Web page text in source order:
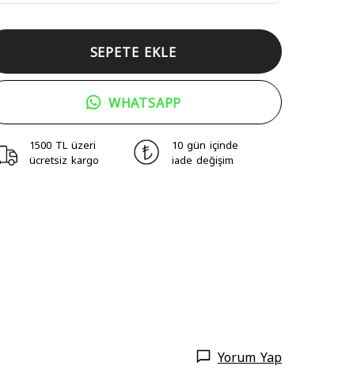
SEPETE EKLE
WHATSAPP
1500 TL üzeri
ücretsiz kargo
10 gün içinde
iade değişim
Yorum Yap